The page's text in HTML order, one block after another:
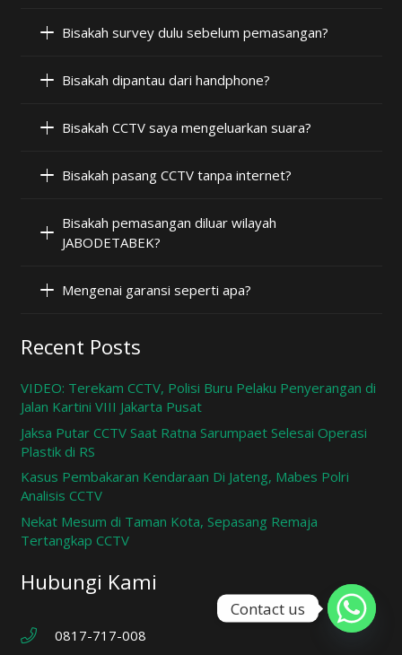
Bisakah survey dulu sebelum pemasangan?
Bisakah dipantau dari handphone?
Bisakah CCTV saya mengeluarkan suara?
Bisakah pasang CCTV tanpa internet?
Bisakah pemasangan diluar wilayah
JABODETABEK?
Mengenai garansi seperti apa?
Recent Posts
VIDEO: Terekam CCTV, Polisi Buru Pelaku Penyerangan di
Jalan Kartini VIII Jakarta Pusat
Jaksa Putar CCTV Saat Ratna Sarumpaet Selesai Operasi
Plastik di RS
Kasus Pembakaran Kendaraan Di Jateng, Mabes Polri
Analisis CCTV
Nekat Mesum di Taman Kota, Sepasang Remaja
Tertangkap CCTV
Hubungi Kami
0817-717-008
Contact us